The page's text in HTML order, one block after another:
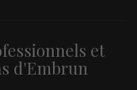
et
d'Embrun